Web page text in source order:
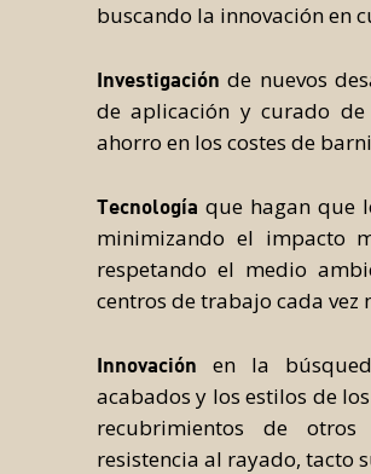
buscando la innovación en
Investigación de nuevos
de aplicación y curado
ahorro en los costes de
Tecnología que hagan que
minimizando el impacto
respetando el medio
centros de trabajo cada
Innovación en la
acabados y los estilos de
recubrimientos de
resistencia al rayado, tacto